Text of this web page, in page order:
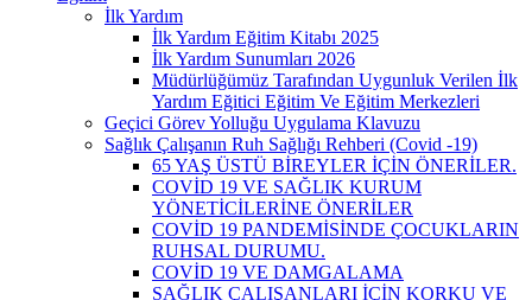
İlk Yardım
İlk Yardım Eğitim Kitabı 2025
İlk Yardım Sunumları 2026
Müdürlüğümüz Tarafından Uygunluk Verilen İlk
Yardım Eğitici Eğitim Ve Eğitim Merkezleri
Geçici Görev Yolluğu Uygulama Klavuzu
Sağlık Çalışanın Ruh Sağlığı Rehberi (Covid -19)
65 YAŞ ÜSTÜ BİREYLER İÇİN ÖNERİLER.
COVİD 19 VE SAĞLIK KURUM
YÖNETİCİLERİNE ÖNERİLER
COVİD 19 PANDEMİSİNDE ÇOCUKLARIN
RUHSAL DURUMU.
COVİD 19 VE DAMGALAMA
SAĞLIK ÇALIŞANLARI İÇİN KORKU VE